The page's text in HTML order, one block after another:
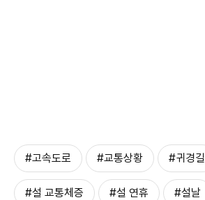
#고속도로 #교통상황 #귀경길
#설 교통체증 #설 연휴 #설날